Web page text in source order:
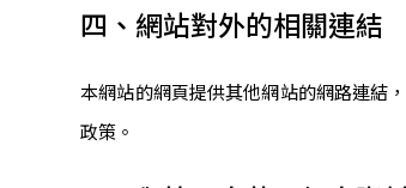
四、網站對外的相關連結
本網站的網頁提供其他網站的網路連結
政策。